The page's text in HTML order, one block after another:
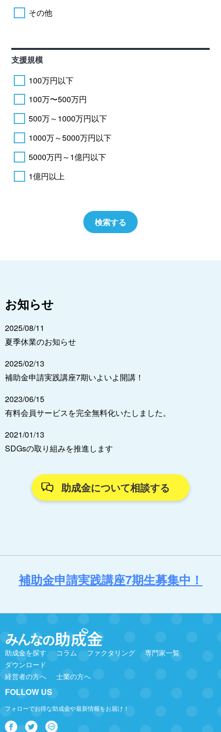
その他
支援規模
100万円以下
100万〜500万円
500万～1000万円以下
1000万～5000万円以下
5000万円～1億円以下
1億円以上
お知らせ
2025/08/11
夏季休業のお知らせ
2025/02/13
補助金申請実践講座7期いよいよ開講！
2023/06/15
有料会員サービスを完全無料化いたしました。
2021/01/13
SDGsの取り組みを推進します
助成金について相談する
補助金申請実践講座7期生募集中！
助成金を探す コラム ファクタリング
専門家一覧
ダウンロード
経営者の方へ
士業の方へ
FOLLOW US
フォローでお得な助成金や最新情報をお届け！